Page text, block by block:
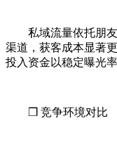
私域流量依托朋友
渠道，获客成本显著
投入资金以稳定曝光
❒ 竞争环境对比